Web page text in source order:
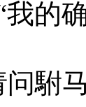
我的
駙